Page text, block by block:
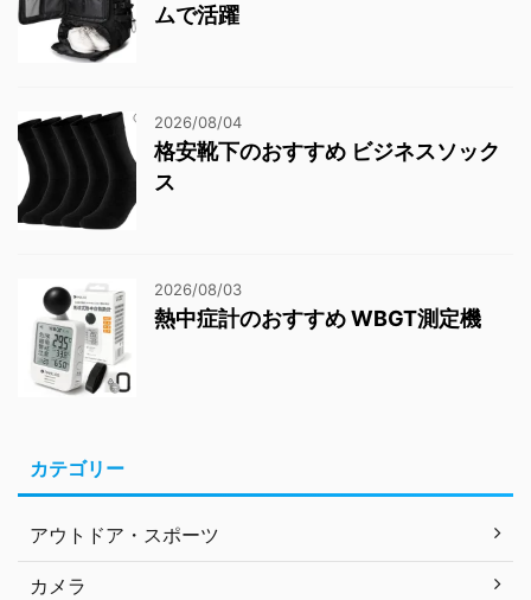
ムで活躍
2026/08/04
格安靴下のおすすめ ビジネスソック
ス
2026/08/03
熱中症計のおすすめ WBGT測定機
カテゴリー
アウトドア・スポーツ
カメラ